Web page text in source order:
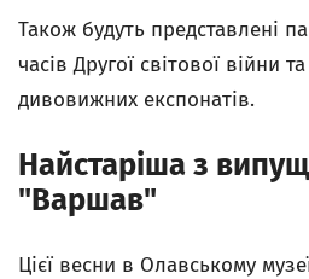
Також будуть представлені
часів Другої світової війни
дивовижних експонатів.
Найстаріша з
"Варшав"
Цієї весни в Олавському